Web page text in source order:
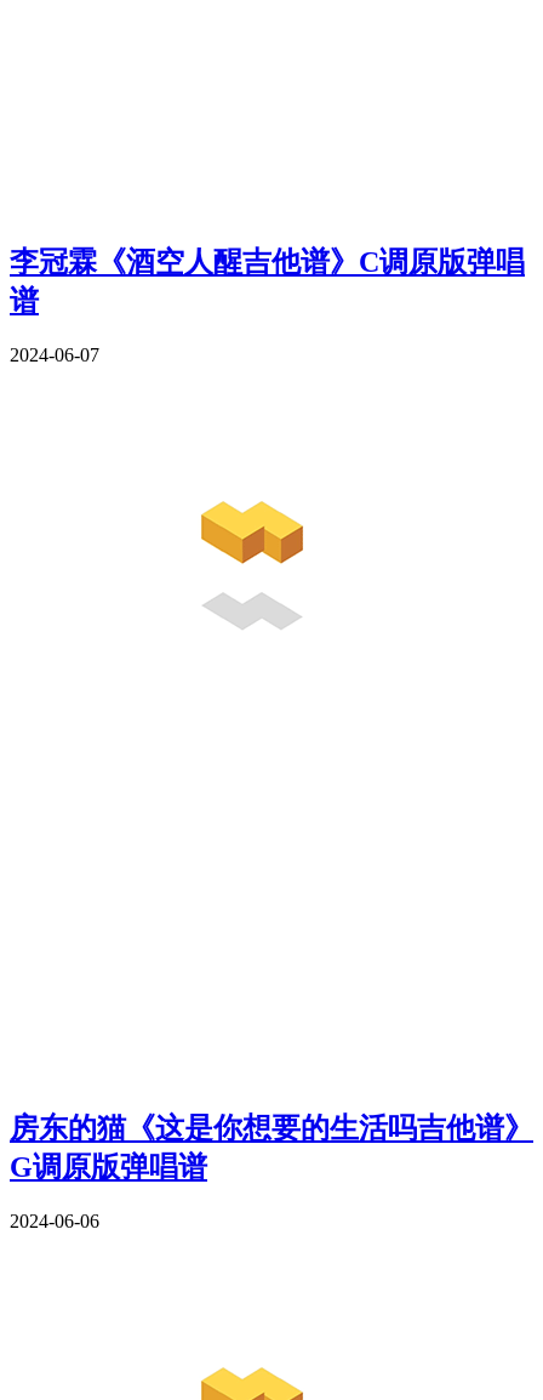
李冠霖《酒空人醒吉他谱》C调原版弹唱
谱
2024-06-07
房东的猫《这是你想要的生活吗吉他谱》
G调原版弹唱谱
2024-06-06